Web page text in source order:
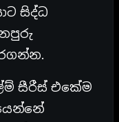
සිද්ධ
නපුරු
සීරීස් එකේම